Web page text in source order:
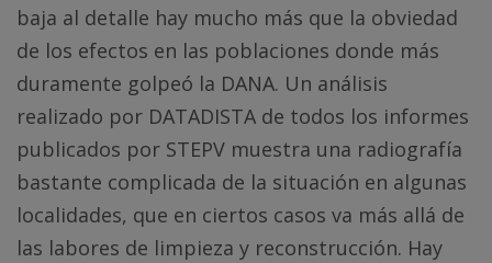
baja al detalle hay mucho más que la obviedad
de los efectos en las poblaciones donde más
duramente golpeó la DANA. Un análisis
realizado por DATADISTA de todos los informes
publicados por STEPV muestra una radiografía
bastante complicada de la situación en algunas
localidades, que en ciertos casos va más allá de
las labores de limpieza y reconstrucción. Hay